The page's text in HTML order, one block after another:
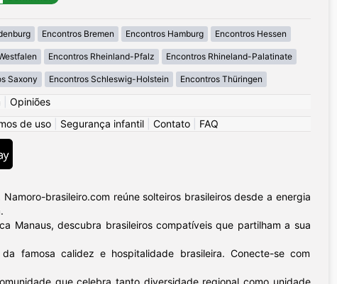
Encontros Bremen Encontros Hamburg Encontros Hessen
Encontros Rheinland-Pfalz Encontros Rhineland-Palatinate
Saxony Encontros Schleswig-Holstein Encontros Thüringen
Opiniões
de uso Segurança infantil Contato FAQ
brasileiro.com reúne solteiros brasileiros desde a energia
Manaus, descubra brasileiros compatíveis que partilham a sua
famosa calidez e hospitalidade brasileira. Conecte-se com
que celebra tanto diversidade regional como unidade